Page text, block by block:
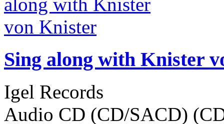
Sing along with Knister
Igel Records
Audio CD (CD/SACD)